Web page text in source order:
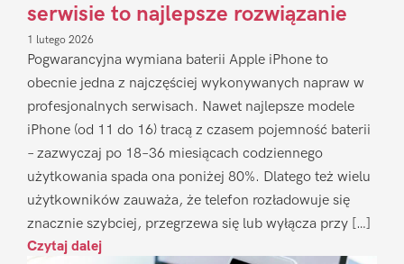
serwisie to najlepsze rozwiązanie
1 lutego 2026
Pogwarancyjna wymiana baterii Apple iPhone to
obecnie jedna z najczęściej wykonywanych napraw w
profesjonalnych serwisach. Nawet najlepsze modele
iPhone (od 11 do 16) tracą z czasem pojemność baterii
– zazwyczaj po 18–36 miesiącach codziennego
użytkowania spada ona poniżej 80%. Dlatego też wielu
użytkowników zauważa, że telefon rozładowuje się
znacznie szybciej, przegrzewa się lub wyłącza przy […]
Czytaj dalej